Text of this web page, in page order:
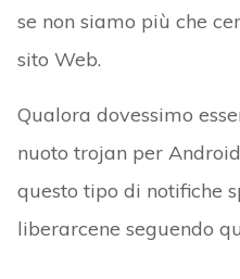
se non siamo più che
sito Web.
Qualora dovessimo
nuoto trojan per
questo tipo di notifiche
liberarcene seguendo